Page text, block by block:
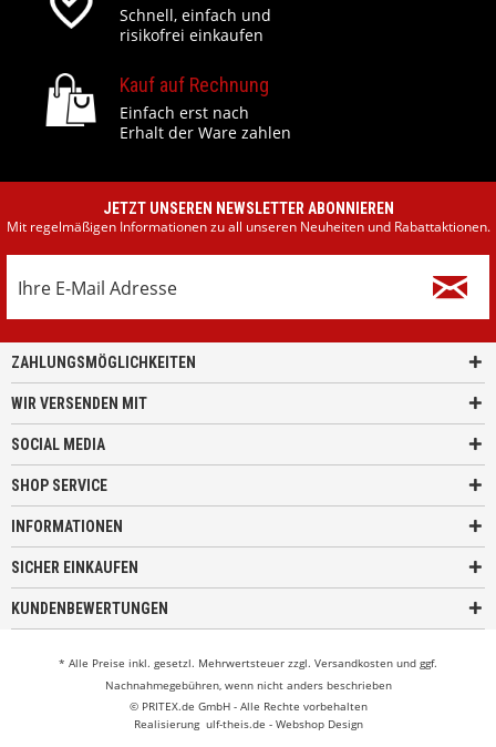
Schnell, einfach und
risikofrei einkaufen
Kauf auf Rechnung
Einfach erst nach
Erhalt der Ware zahlen
JETZT UNSEREN NEWSLETTER ABONNIEREN
Mit regelmäßigen Informationen zu all unseren Neuheiten und Rabattaktionen.
ZAHLUNGSMÖGLICHKEITEN
WIR VERSENDEN MIT
SOCIAL MEDIA
SHOP SERVICE
INFORMATIONEN
SICHER EINKAUFEN
KUNDENBEWERTUNGEN
* Alle Preise inkl. gesetzl. Mehrwertsteuer zzgl. Versandkosten und ggf.
Nachnahmegebühren, wenn nicht anders beschrieben
© PRITEX.de GmbH - Alle Rechte vorbehalten
Realisierung ulf-theis.de - Webshop Design